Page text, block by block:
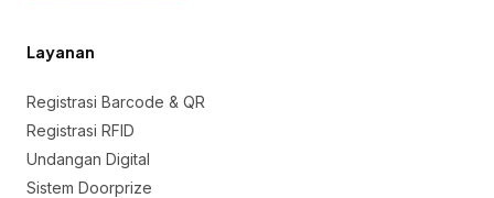
Layanan
Registrasi Barcode & QR
Registrasi RFID
Undangan Digital
Sistem Doorprize